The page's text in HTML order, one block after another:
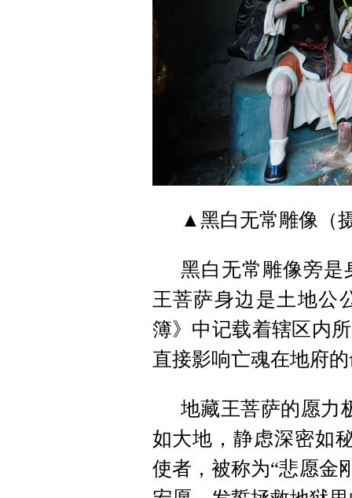
▲黑白无常雕像（
黑白无常雕像旁是
王菩萨身边是土地公
簿》中记载着辖区内
直接影响亡魂在地府
地藏王菩萨的愿力
如大地，静虑深密如
使者，被称为“悲愿金